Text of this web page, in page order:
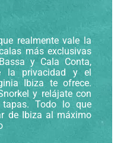
realmente vale la
más exclusivas
y Cala Conta,
la privacidad y el
Ibiza te ofrece.
y relájate con
Todo lo que
de Ibiza al máximo